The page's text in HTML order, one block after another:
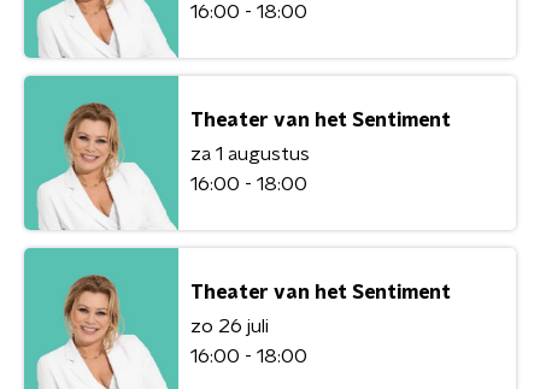
16:00 - 18:00
Theater van het Sentiment
za 1 augustus
16:00 - 18:00
Theater van het Sentiment
zo 26 juli
16:00 - 18:00